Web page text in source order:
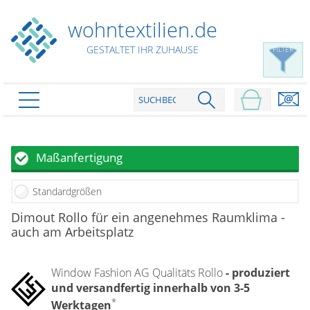
PRODUKTE
Plissee
Wabenplissees
Verdunklungsplissees
Outdoor-Plissees
gemusterte Plissees
Rollo
Rollos nach Maß
Rollos in Standardgrößen
Doppelrollo
Klemmrollo
Dachfenster Rollo
Raffrollo Maß
Faltrollo / Raffgardinen
Flächenvorhang
Flächenvorhang nach Maß
Scheibengardinen
wohntextilien.de
GESTALTET IHR ZUHAUSE
Maßanfertigung
Standardgrößen
FILTER
Dimout Rollo für ein angenehmes Raumklima -
auch am Arbeitsplatz
Window Fashion AG Qualitäts Rollo- produziert
und versandfertig innerhalb von 3-5
Werktagen*